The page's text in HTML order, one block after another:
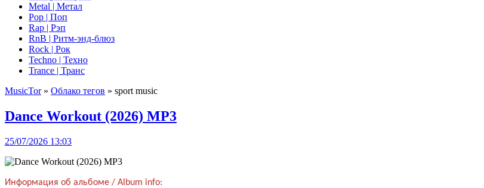
Metal | Метал
Pop | Поп
Rap | Рэп
RnB | Ритм-энд-блюз
Rock | Рок
Techno | Техно
Trance | Транс
MusicTor» Облако тегов » sport music
Dance Workout (2026) MP3
25/07/2026 13:03
Информация об альбоме / Album info: